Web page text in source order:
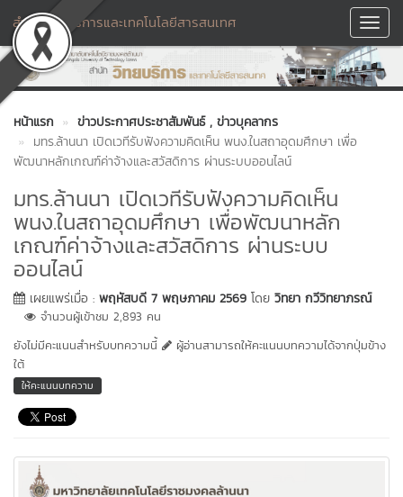
สำนักวิทยบริการและเทคโนโลยีสารสนเทศ
หน้าแรก ข่าวประกาศประชาสัมพันธ์ , ข่าวบุคลากร
มทร.ล้านนา เปิดเวทีรับฟังความคิดเห็น พนง.ในสถาอุดมศึกษา เพื่อ
พัฒนาหลักเกณฑ์ค่าจ้างและสวัสดิการ ผ่านระบบออนไลน์
มทร.ล้านนา เปิดเวทีรับฟังความคิดเห็น
พนง.ในสถาอุดมศึกษา เพื่อพัฒนาหลัก
เกณฑ์ค่าจ้างและสวัสดิการ ผ่านระบบ
ออนไลน์
เผยแพร่เมื่อ : พฤหัสบดี 7 พฤษภาคม 2569 โดย วิทยา กวีวิทยาภรณ์
จำนวนผู้เข้าชม 2,893 คน
ยังไม่มีคะแนนสำหรับบทความนี้
ผู้อ่านสามารถให้คะแนนบทความได้จากปุ่มข้าง
ใต้
ให้คะแนนบทความ